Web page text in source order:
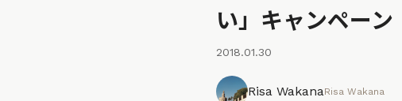
い」キャンペーン
2018.01.30
Risa WakanaRisa Wakana